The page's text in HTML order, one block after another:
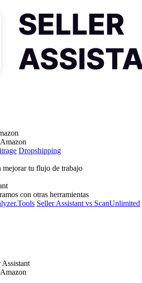
Dropshipping
mejorar tu flujo de trabajo
con otras herramientas
Seller Assistant vs ScanUnlimited
Assistant